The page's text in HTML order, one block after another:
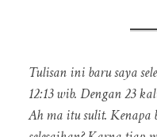
Tulisan ini baru saya
12:13 wib. Dengan 23
Ah ma itu sulit. Kenapa